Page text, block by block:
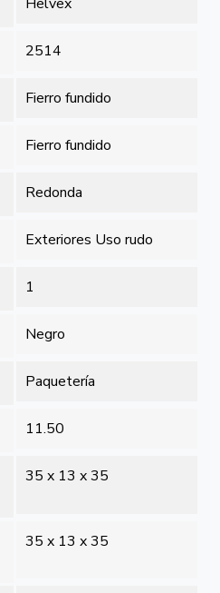
2514
Fierro fundido
Fierro fundido
Redonda
Exteriores Uso rudo
1
Negro
Paquetería
11.50
35 x 13 x 35
35 x 13 x 35